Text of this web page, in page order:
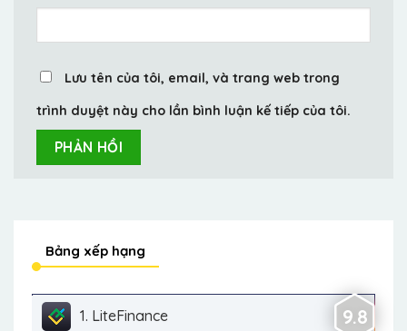
Lưu tên của tôi, email, và trang web trong
trình duyệt này cho lần bình luận kế tiếp của tôi.
Bảng xếp hạng
1. LiteFinance 9.8